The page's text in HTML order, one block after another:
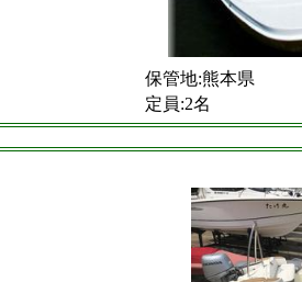
保管地:熊本県
定員:2名